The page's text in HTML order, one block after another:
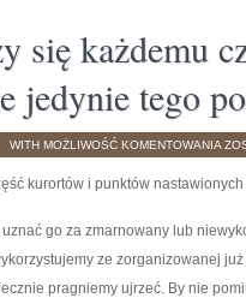
się każdemu
jedynie tego
WITH MOŻLIWOŚĆ KOMENTOWANIA
kurortów i punktów
go za zmarnowany lub
ze zorganizowanej
pragniemy ujrzeć. By nie